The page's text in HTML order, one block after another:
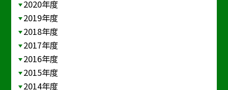
2020年度
2019年度
2018年度
2017年度
2016年度
2015年度
2014年度